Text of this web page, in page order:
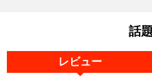
話
レビュー